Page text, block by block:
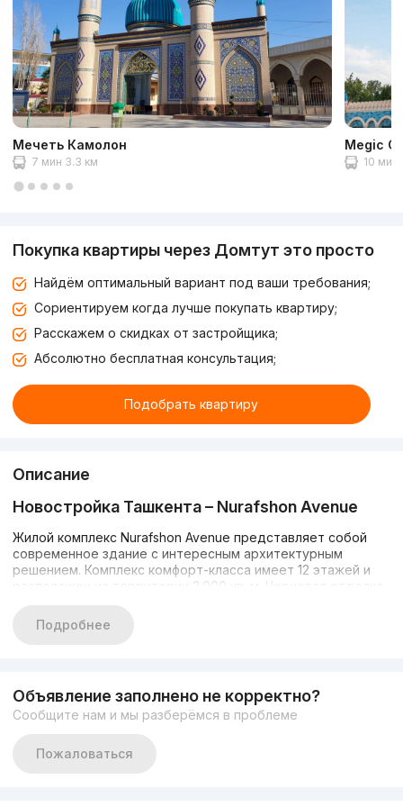
Мечеть Камолон
7 мин 3.3 км
Megic
10 мин
Покупка квартиры через Домтут это просто
Найдём оптимальный вариант под ваши требования;
Сориентируем когда лучше покупать квартиру;
Расскажем о скидках от застройщика;
Абсолютно бесплатная консультация;
Подобрать квартиру
Описание
Новостройка Ташкента – NurafshonAvenue
Жилой комплекс Nurafshon Avenue представляет собой
современное здание с интересным архитектурным
решением. Комплекс комфорт-класса имеет 12 этажей и
расположен на территории 2.000 кв. м. Черновая отделка
себя. Он расположен в Шайхонтохурском районе города
Ташкент.
жизни. В здании расположены: спортивный клуб,
супермаркет, детский сад, подземная парковка и
видеонаблюдение, которое обеспечивает безопасность
Подробнее
Объявление заполнено не корректно?
Сообщите нам и мы разберёмся в проблеме
Пожаловаться